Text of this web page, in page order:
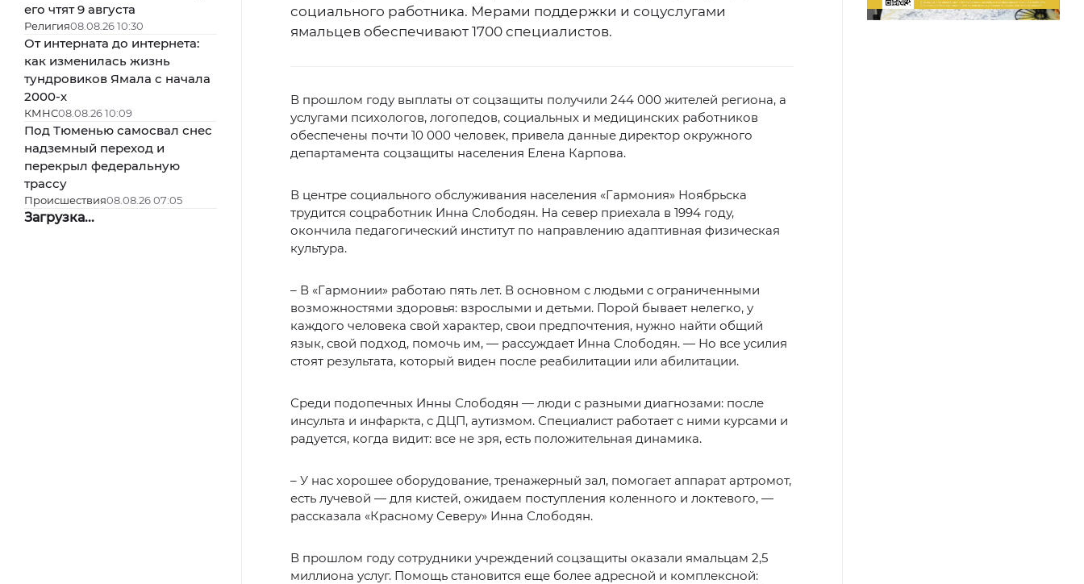
его чтят 9 августа
Религия08.08.26 10:30
От интерната до интернета:
как изменилась жизнь
тундровиков Ямала с начала
2000-х
КМНС08.08.26 10:09
Под Тюменью самосвал снес
надземный переход и
перекрыл федеральную
трассу
Происшествия08.08.26 07:05
Загрузка...
социального работника. Мерами поддержки и соцуслугами
ямальцев обеспечивают 1700 специалистов.
В прошлом году выплаты от соцзащиты получили 244 000 жителей региона, а
услугами психологов, логопедов, социальных и медицинских работников
обеспечены почти 10 000 человек, привела данные директор окружного
департамента соцзащиты населения Елена Карпова.
В центре социального обслуживания населения «Гармония» Ноябрьска
трудится соцработник Инна Слободян. На север приехала в 1994 году,
окончила педагогический институт по направлению адаптивная физическая
культура.
– В «Гармонии» работаю пять лет. В основном с людьми с ограниченными
возможностями здоровья: взрослыми и детьми. Порой бывает нелегко, у
каждого человека свой характер, свои предпочтения, нужно найти общий
язык, свой подход, помочь им, — рассуждает Инна Слободян. — Но все усилия
стоят результата, который виден после реабилитации или абилитации.
Среди подопечных Инны Слободян — люди с разными диагнозами: после
инсульта и инфаркта, с ДЦП, аутизмом. Специалист работает с ними курсами и
радуется, когда видит: все не зря, есть положительная динамика.
– У нас хорошее оборудование, тренажерный зал, помогает аппарат артромот,
есть лучевой — для кистей, ожидаем поступления коленного и локтевого, —
рассказала «Красному Северу» Инна Слободян.
В прошлом году сотрудники учреждений соцзащиты оказали ямальцам 2,5
миллиона услуг. Помощь становится еще более адресной и комплексной: